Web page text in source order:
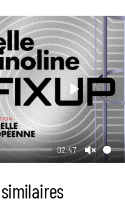
02:47
Unmute
Play